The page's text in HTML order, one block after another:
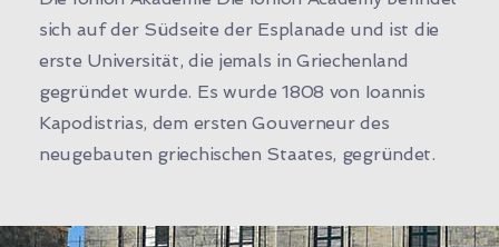
sich auf der Südseite der Esplanade und ist die
erste Universität, die jemals in Griechenland
gegründet wurde. Es wurde 1808 von Ioannis
Kapodistrias, dem ersten Gouverneur des
neugebauten griechischen Staates, gegründet.